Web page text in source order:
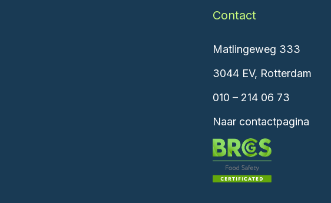
Contact
Matlingeweg 333
3044 EV, Rotterdam
010 – 214 06 73
Naar contactpagina